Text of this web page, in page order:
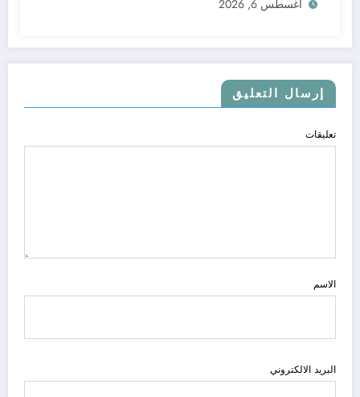
أغسطس 6, 2026
إرسال التعليق
تعليقات
الاسم
البريد الالكتروني